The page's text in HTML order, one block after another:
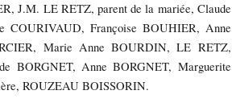
J.M. LE RETZ, parent de la mariée, Claude
COURIVAUD, Françoise BOUHIER, Anne
Marie Anne BOURDIN, LE RETZ,
BORGNET, Anne BORGNET, Marguerite
ROUZEAU BOISSORIN.